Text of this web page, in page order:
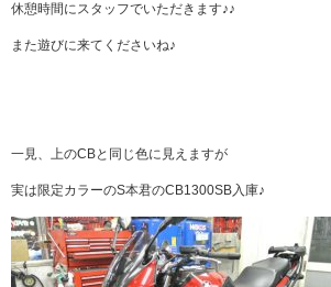
休憩時間にスタッフでいただきます♪♪
また遊びに来てくださいね♪
一見、上のCBと同じ色に見えますが
実は限定カラーのS本君のCB1300SB入庫♪